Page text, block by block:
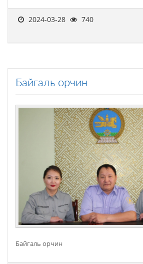
2024-03-28
740
Байгаль орчин
Байгаль орчин